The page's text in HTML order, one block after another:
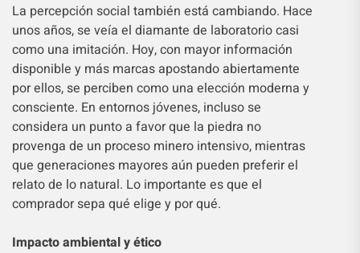
La percepción social también está cambiando. Hace
unos años, se veía el diamante de laboratorio casi
como una imitación. Hoy, con mayor información
disponible y más marcas apostando abiertamente
por ellos, se perciben como una elección moderna y
consciente. En entornos jóvenes, incluso se
considera un punto a favor que la piedra no
provenga de un proceso minero intensivo, mientras
que generaciones mayores aún pueden preferir el
relato de lo natural. Lo importante es que el
comprador sepa qué elige y por qué.
Impacto ambiental y ético